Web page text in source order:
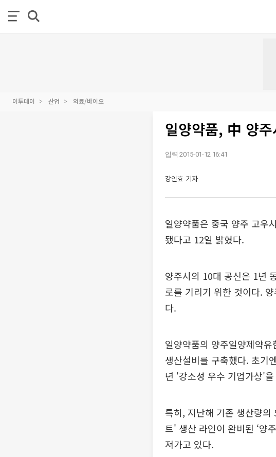
이투데이 산업 의료/바이오
일양약품, 中 양
입력 2015-01-12 16:41
강인효 기자
일양약품은 중국 양주 고우
됐다고 12일 밝혔다.
양주시의 10대 공신은 1년
로를 기리기 위한 것이다.
다.
일양약품의 양주일양제약
생산설비를 구축했다. 초기
년 '강소성 우수 기업가상'
특히, 지난해 기존 생산량
트' 생산 라인이 완비된 ‘양
져가고 있다.